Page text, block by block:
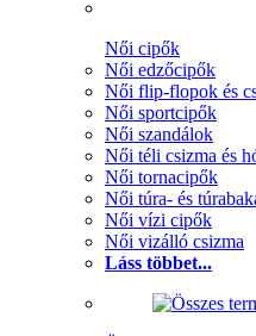
Női cipők
Női edzőcipők
Női flip-flopok és
Női sportcipők
Női szandálok
Női téli csizma és
Női tornacipők
Női túra- és
Női vízi cipők
Női vizálló csizma
Láss többet...